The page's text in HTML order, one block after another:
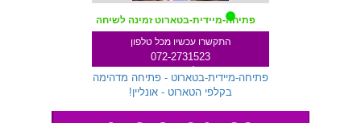
פתיחה-מיידית-בטארוט זמינה לשיחה
התקשרו עכשיו מכל טלפון
072-2731523
פתיחה-מיידית-בטארוט - פתיחה מדהימה
בקלפי הטארוט - אונליין!